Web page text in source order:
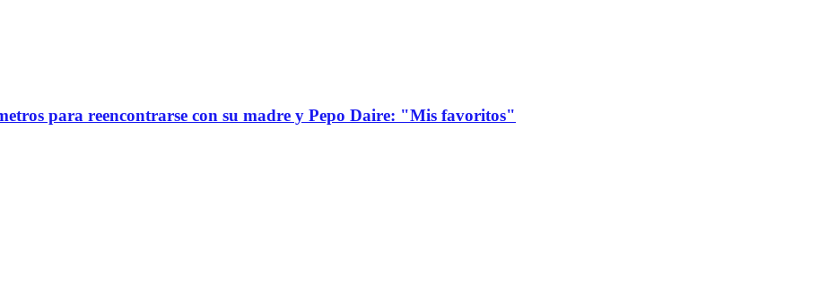
para reencontrarse con su madre y Pepo Daire: "Mis favoritos"